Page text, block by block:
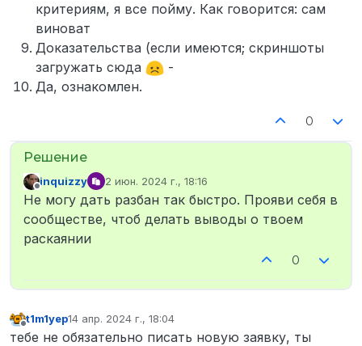
критериям, я все пойму. Как говорится: сам
виноват
Доказательства (если имеются; скриншоты
загружать сюда
-
Да, ознакомлен.
0
Не в сети
inquizzy 2 июн. 2024 г., 18:16
отредактировано
Не могу дать разбан так быстро. Прояви себя в
сообществе, чтоб делать выводы о твоем
раскаянии
0
Не в сети
t1m1yep14 апр. 2024 г., 18:04
отредактировано
тебе не обязательно писать новую заявку, ты